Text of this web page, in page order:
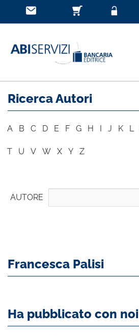
Ricerca Autori
A B C D E F G H I J K L
T U V W X Y Z
AUTORE
Francesca Palisi
Ha pubblicato con noi